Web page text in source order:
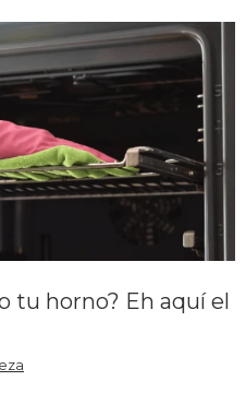
tu horno? Eh aquí el